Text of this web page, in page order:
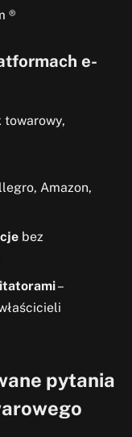
®
e-
towarowy,
Amazon,
bez
–
pytania